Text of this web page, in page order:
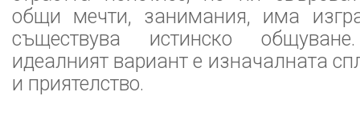
общи мечти, занимания, има
съществува истинско
идеалният вариант е изначалната
и приятелство.